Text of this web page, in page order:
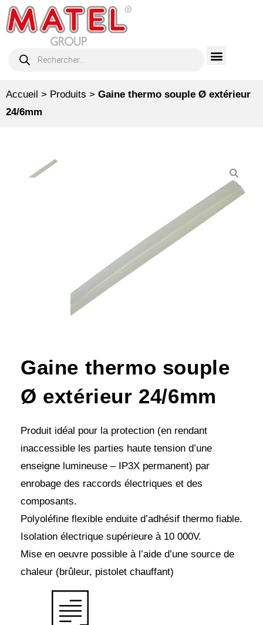
Accueil > Produits > Gaine thermo souple Ø extérieur
24/6mm
Gaine thermo souple
Ø extérieur 24/6mm
Produit idéal pour la protection (en rendant
inaccessible les parties haute tension d’une
enseigne lumineuse – IP3X permanent) par
enrobage des raccords électriques et des
composants.
Polyoléfine flexible enduite d’adhésif thermo fiable.
Isolation électrique supérieure à 10 000V.
Mise en oeuvre possible à l’aide d’une source de
chaleur (brûleur, pistolet chauffant)